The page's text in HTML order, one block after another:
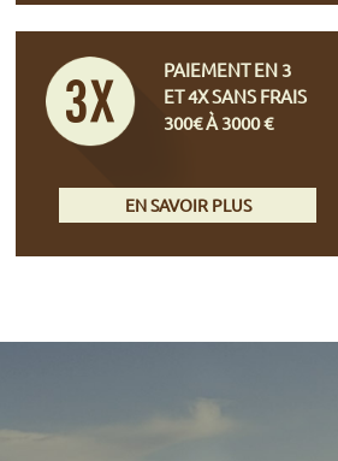
PAIEMENT EN 3
ET 4X SANS FRAIS
300€ À 3000 €
EN SAVOIR PLUS